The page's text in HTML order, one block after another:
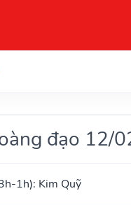
đạo 12/
1h): Kim Quỹ